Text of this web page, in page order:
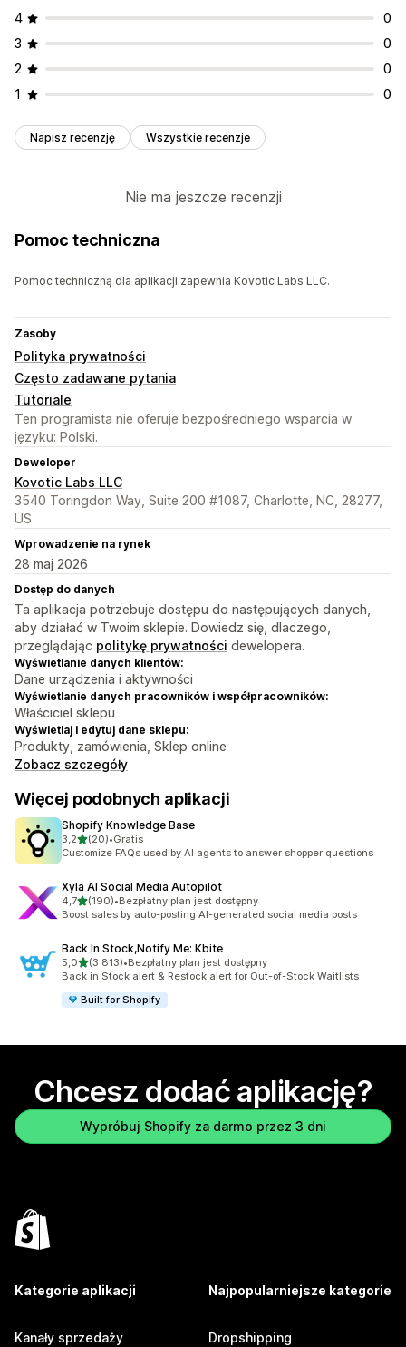
4
0
3
0
2
0
1
0
Napisz recenzję Wszystkie recenzje
Nie ma jeszcze recenzji
Pomoc techniczna
Pomoc techniczną dla aplikacji zapewnia Kovotic Labs LLC.
Zasoby
Polityka prywatności
Często zadawane pytania
Tutoriale
Ten programista nie oferuje bezpośredniego wsparcia w
języku: Polski.
Deweloper
Kovotic Labs LLC
3540 Toringdon Way, Suite 200 #1087, Charlotte, NC, 28277,
US
Wprowadzenie na rynek
28 maj 2026
Dostęp do danych
Ta aplikacja potrzebuje dostępu do następujących danych,
aby działać w Twoim sklepie. Dowiedz się, dlaczego,
przeglądając politykę prywatności dewelopera.
Wyświetlanie danych klientów:
Dane urządzenia i aktywności
Wyświetlanie danych pracowników i współpracowników:
Właściciel sklepu
Wyświetlaj i edytuj dane sklepu:
Produkty, zamówienia, Sklep online
Zobacz szczegóły
Więcej podobnych aplikacji
Shopify Knowledge Base
3,2na 5 gwiazdek
(20)
Łączna liczba recenzji: 20
•Gratis
Customize FAQs used by AI agents to answer shopper questions
Xyla AI Social Media Autopilot
4,7na 5 gwiazdek
(190)
Łączna liczba recenzji: 190
•Bezpłatny plan jest dostępny
Boost sales by auto-posting AI-generated social media posts
Back In Stock,Notify Me: Kbite
5,0na 5 gwiazdek
(3 813)
Łączna liczba recenzji: 3813
•Bezpłatny plan jest dostępny
Back in Stock alert & Restock alert for Out-of-Stock Waitlists
Built for Shopify
Chcesz dodać aplikację?
Wypróbuj Shopify za darmo przez 3 dni
Kategorie aplikacji
Kanały sprzedaży
Najpopularniejsze kategorie
Dropshipping